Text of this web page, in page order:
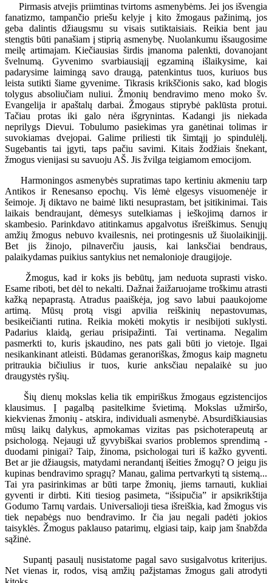
Pirmasis atvejis priimtinas tvirtoms asmenybėms. Jei jos išvengia
fanatizmo, tampančio priešu kelyje į kito žmogaus pažinimą, jos
geba dalintis džiaugsmu su visais sutiktaisiais. Reikia bent jau
stengtis būti panašiam į stiprią asmenybę. Nuolankumu išsaugosime
meilę artimajam. Kiečiausias širdis įmanoma palenkti, dovanojant
švelnumą. Gyvenimo svarbiausiąjį egzaminą išlaikysime, kai
padarysime laimingą savo draugą, patenkintus tuos, kuriuos bus
leista sutikti šiame gyvenime. Tikrasis krikščionis sako, kad blogis
tolygus absoliučiam nuliui. Žmonių bendravimo meno moko šv.
Evangelija ir apaštalų darbai. Žmogaus stiprybė paklūsta protui.
Tačiau protas iki galo nėra išgrynintas. Kadangi jis niekada
neprilygs Dievui. Tobulumo pasiekimas yra ganėtinai tolimas ir
suvokiamas dvejopai. Galime priliesti tik šimtąjį jo spindulėlį.
Sugebantis tai įgyti, taps pačiu savimi. Kitais žodžiais šnekant,
žmogus vienijasi su savuoju AŠ. Jis žvilga teigiamom emocijom.
Harmoningos asmenybės supratimas tapo kertiniu akmeniu tarp
Antikos ir Renesanso epochų. Vis lėmė elgesys visuomenėje ir
šeimoje. Jį diktavo ne baimė likti nesuprastam, bet įsitikinimai. Tais
laikais bendraujant, dėmesys sutelkiamas į ieškojimą darnos ir
skambesio. Parinkdavo atitinkamus apgalvotus išreiškimus. Senųjų
amžių žmogus nebuvo kvailesnis, nei protingesnis už šiuolaikinįjį.
Bet jis žinojo, pilnaverčiu jausis, kai lanksčiai bendraus,
palaikydamas puikius santykius net nemalonioje draugijoje.
Žmogus, kad ir koks jis bebūtų, jam neduota suprasti visko.
Esame riboti, bet dėl to nekalti. Dažnai žaižaruojame troškimu atrasti
kažką nepaprastą. Atradus paaiškėja, jog savo labui paaukojome
artimą. Mūsų protą visgi apvilia reiškinių nepastovumas,
besikeičianti rutina. Reikia mokėti mokytis ir nesibijoti suklysti.
Padarius klaidą, geriau prisipažinti. Tai vertinama. Negalim
pasmerkti to, kuris įskaudino, nes pats gali būti jo vietoje. Ilgai
nesikankinant atleisti. Būdamas geranoriškas, žmogus kaip magnetu
pritraukia bičiulius ir tuos, kurie anksčiau nepalaikė su juo
draugystės ryšių.
Šių dienų mokslas kelia tik empiriškus žmogaus egzistencijos
klausimus. Į pagalbą pasitelkime švietimą. Mokslas užmiršo,
kiekvienas žmonių - atskira, individuali asmenybė. Absurdiškiausias
mūsų laikų dalykus, apmokamas vizitas pas psichoterapeutą ar
psichologą. Nejaugi už gyvybiškai svarios problemos sprendimą -
duodami pinigai? Taip, žinoma, psichologai turi iš kažko gyventi.
Bet ar jie džiaugsis, matydami nerandantį išeities žmogų? O jeigu jis
kupinas bendravimo spragų? Manau, galima pertvarkyti tą sistemą...
Tai yra pasirinkimas ar būti tarpe žmonių, jiems tarnauti, kukliai
gyventi ir dirbti. Kiti tiesiog pasimeta, “išsipučia” ir apsikrikštija
Godumo Tarnų vardais. Universalioji tiesa išreiškia, kad žmogus vis
tiek nepabėgs nuo bendravimo. Ir čia jau negali padėti jokios
taisyklės. Žmogus paklauso patarimų, elgiasi taip, kaip jam šnabžda
sąžinė.
Supantį pasaulį nusistatome pagal savo susigalvotus kriterijus.
Net vienas ir, rodos, visą amžių pažįstamas žmogus gali atrodyti